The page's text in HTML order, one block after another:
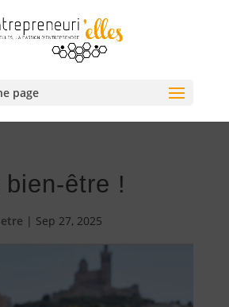
page
être !
| Sep 27, 2025